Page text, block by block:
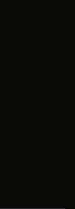
in a new tab
in a new tab
a new tab